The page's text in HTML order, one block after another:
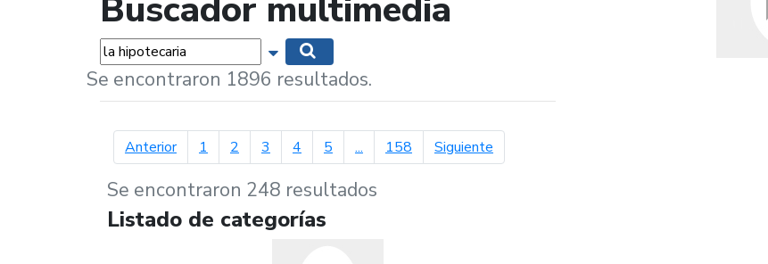
Buscador multimedia
Palabras... Mostrar opciones de búsqueda
Se encontraron 1896 resultados.
Anteriorpágina anterior
1 2 3 4 5 ... 158 Siguientepágina siguiente
Se encontraron 248 resultados
Listado de categorías